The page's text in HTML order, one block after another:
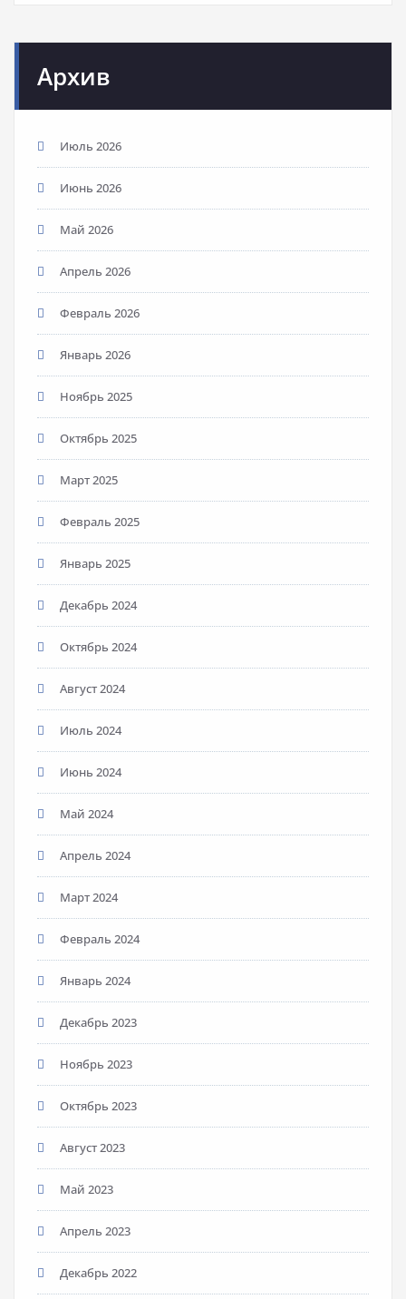
Архив
Июль 2026
Июнь 2026
Май 2026
Апрель 2026
Февраль 2026
Январь 2026
Ноябрь 2025
Октябрь 2025
Март 2025
Февраль 2025
Январь 2025
Декабрь 2024
Октябрь 2024
Август 2024
Июль 2024
Июнь 2024
Май 2024
Апрель 2024
Март 2024
Февраль 2024
Январь 2024
Декабрь 2023
Ноябрь 2023
Октябрь 2023
Август 2023
Май 2023
Апрель 2023
Декабрь 2022